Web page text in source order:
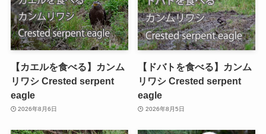
【カエルを食べる】カンム
リワシ Crested serpent
eagle
2026年8月6日
【ドバトを食べる】カンム
リワシ Crested serpent
eagle
2026年8月5日